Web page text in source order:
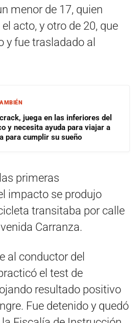
menor de 17, quien
acto, y otro de 20, que
y fue trasladado al
juega en las inferiores del
y necesita ayuda para viajar a
para cumplir su sueño
primeras
impacto se produjo
transitaba por calle
Carranza.
al conductor del
el test de
resultado positivo
Fue detenido y quedó